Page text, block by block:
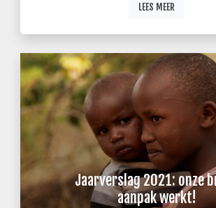
LEES MEER
Jaarverslag 2021: onze
aanpak werkt!